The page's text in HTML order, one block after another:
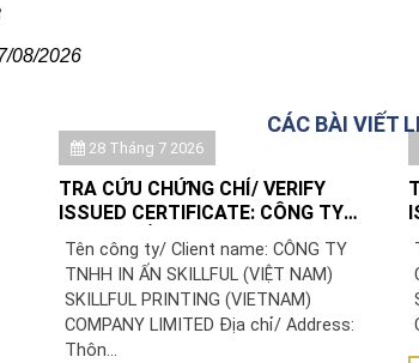
08/2026
CÁC BÀI VIẾT
28 Tháng 7 2026
TRA CỨU CHỨNG CHỈ/ VERIFY
ISSUED CERTIFICATE: CÔNG TY
TNHH IN ẤN SKILLFUL (VIỆT NAM)/
SKILLFUL PRINTING (VIETNAM)
COMPANY LIMITED
Tên công ty/ Client name: CÔNG TY
TNHH IN ẤN SKILLFUL (VIỆT NAM)
SKILLFUL PRINTING (VIETNAM)
COMPANY LIMITED Địa chỉ/ Address:
Thôn...